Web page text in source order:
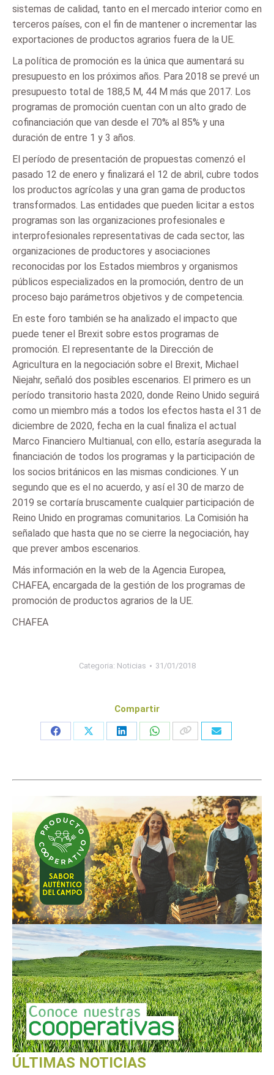
sistemas de calidad, tanto en el mercado interior como en
terceros países, con el fin de mantener o incrementar las
exportaciones de productos agrarios fuera de la UE.
La política de promoción es la única que aumentará su
presupuesto en los próximos años. Para 2018 se prevé un
presupuesto total de 188,5 M, 44 M más que 2017. Los
programas de promoción cuentan con un alto grado de
cofinanciación que van desde el 70% al 85% y una
duración de entre 1 y 3 años.
El período de presentación de propuestas comenzó el
pasado 12 de enero y finalizará el 12 de abril, cubre todos
los productos agrícolas y una gran gama de productos
transformados. Las entidades que pueden licitar a estos
programas son las organizaciones profesionales e
interprofesionales representativas de cada sector, las
organizaciones de productores y asociaciones
reconocidas por los Estados miembros y organismos
públicos especializados en la promoción, dentro de un
proceso bajo parámetros objetivos y de competencia.
En este foro también se ha analizado el impacto que
puede tener el Brexit sobre estos programas de
promoción. El representante de la Dirección de
Agricultura en la negociación sobre el Brexit, Michael
Niejahr, señaló dos posibles escenarios. El primero es un
período transitorio hasta 2020, donde Reino Unido seguirá
como un miembro más a todos los efectos hasta el 31 de
diciembre de 2020, fecha en la cual finaliza el actual
Marco Financiero Multianual, con ello, estaría asegurada la
financiación de todos los programas y la participación de
los socios británicos en las mismas condiciones. Y un
segundo que es el no acuerdo, y así el 30 de marzo de
2019 se cortaría bruscamente cualquier participación de
Reino Unido en programas comunitarios. La Comisión ha
señalado que hasta que no se cierre la negociación, hay
que prever ambos escenarios.
Más información en la web de la Agencia Europea,
CHAFEA, encargada de la gestión de los programas de
promoción de productos agrarios de la UE.
CHAFEA
Categoria: Noticias 31/01/2018
Compartir
Share
Share
Share
Share
ÚLTIMAS NOTICIAS